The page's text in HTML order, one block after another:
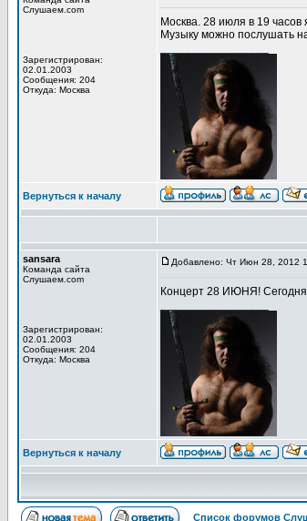
Слушаем.com
Зарегистрирован:
02.01.2003
Сообщения: 204
Откуда: Москва
Москва. 28 июля в 19 часов
Музыку можно послушать
Вернуться к началу
sansara
Команда сайта
Слушаем.com
Зарегистрирован:
02.01.2003
Сообщения: 204
Откуда: Москва
Добавлено: Чт Июн 28, 2012
Концерт 28 ИЮНЯ!
Вернуться к началу
Список форумов